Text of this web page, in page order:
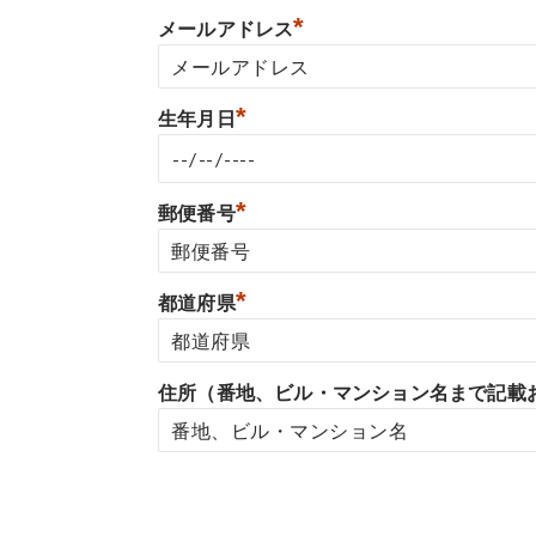
メールアドレス*
生年月日 *
郵便番号*
都道府県*
住所（番地、ビル・マンション名まで記載